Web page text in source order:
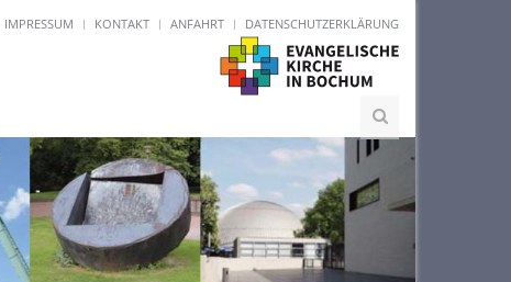
IMPRESSUM KONTAKT ANFAHRT DATENSCHUTZERKLÄRUNG